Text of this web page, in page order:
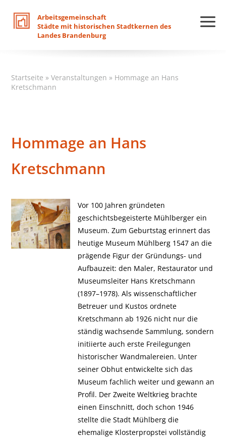
Arbeitsgemeinschaft
Städte mit historischen Stadtkernen des
Landes Brandenburg
Startseite »Veranstaltungen » Hommage an Hans
Kretschmann
Hommage an Hans
Kretschmann
Vor 100 Jahren gründeten
geschichtsbegeisterte Mühlberger ein
Museum. Zum Geburtstag erinnert das
heutige Museum Mühlberg 1547 an die
prägende Figur der Gründungs- und
Aufbauzeit: den Maler, Restaurator und
Museumsleiter Hans Kretschmann
(1897–1978). Als wissenschaftlicher
Betreuer und Kustos ordnete
Kretschmann ab 1926 nicht nur die
ständig wachsende Sammlung, sondern
initiierte auch erste Freilegungen
historischer Wandmalereien. Unter
seiner Obhut entwickelte sich das
Museum fachlich weiter und gewann an
Profil. Der Zweite Weltkrieg brachte
einen Einschnitt, doch schon 1946
stellte die Stadt Mühlberg die
ehemalige Klosterpropstei vollständig